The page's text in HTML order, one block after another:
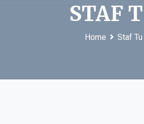
STAF
Home Staf Tu